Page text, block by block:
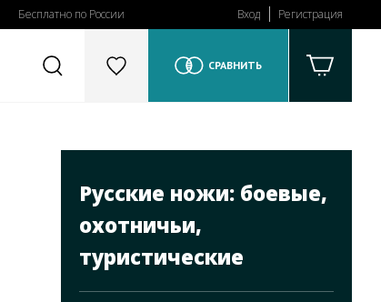
Бесплатно по России Вход Регистрация
СРАВНИТЬ
Русские ножи: боевые,
охотничьи,
туристические